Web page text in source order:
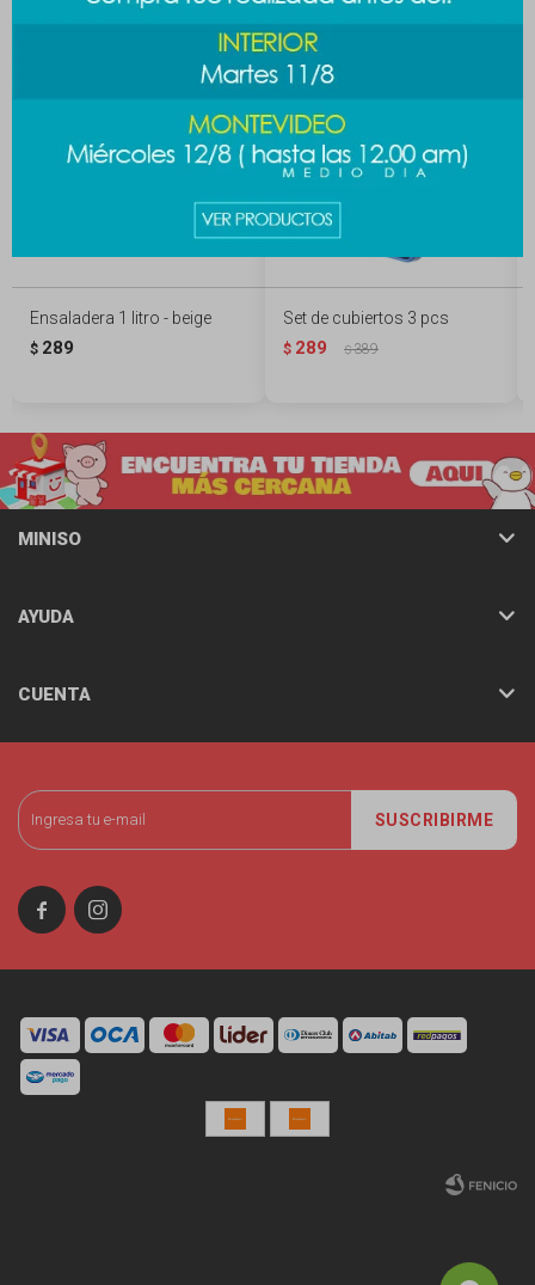
Ensaladera 1 litro - beige
$ 289
Set de cubiertos 3 pcs
$ 289 $389
SUSCRIBIRME
 
MINISO
AYUDA
CUENTA